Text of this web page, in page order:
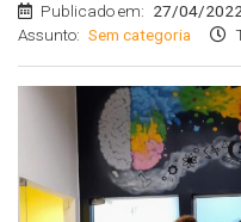
Publicado em: 27/04/2022
Assunto: Sem categoria